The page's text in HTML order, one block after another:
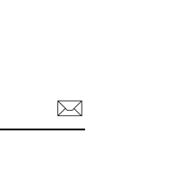
お探しの商品がござ
登
録